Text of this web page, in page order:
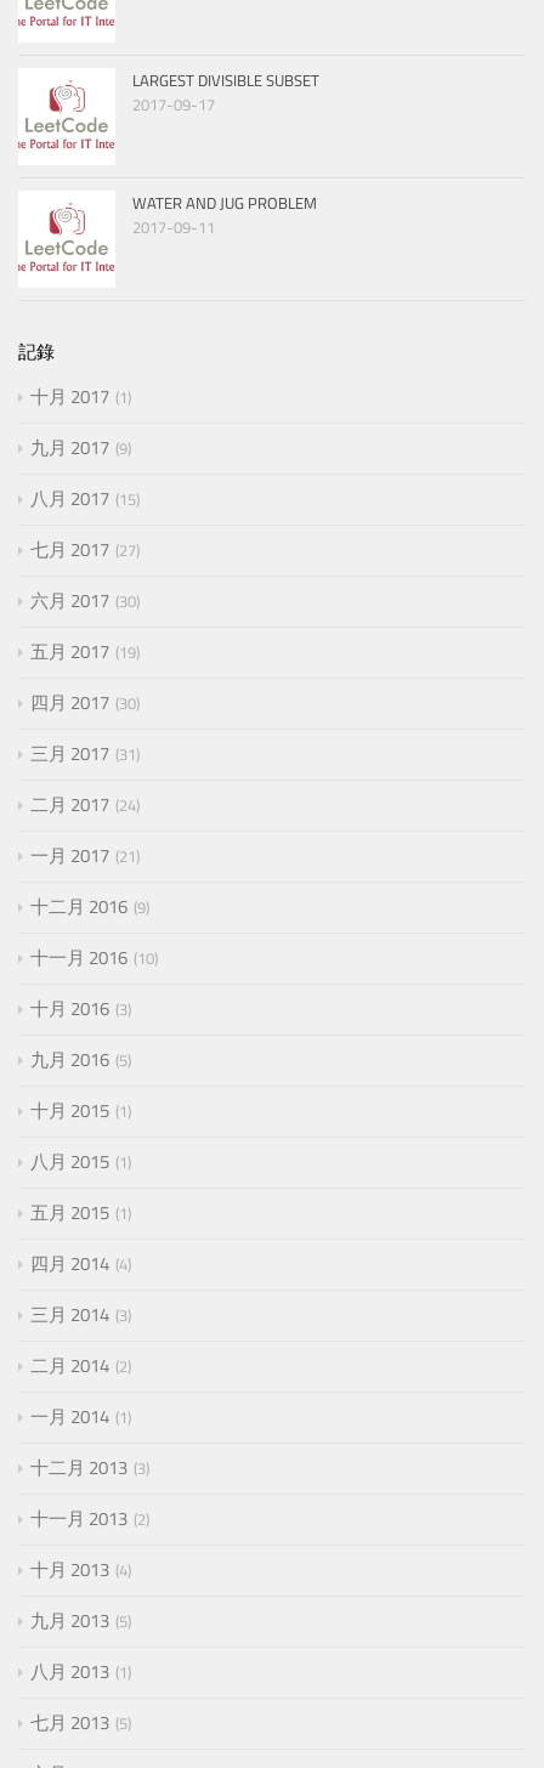
LARGEST DIVISIBLE SUBSET
2017-09-17
WATER AND JUG PROBLEM
2017-09-11
記錄
十月 2017 1
九月 2017 9
八月 2017 15
七月 2017 27
六月 2017 30
五月 2017 19
四月 2017 30
三月 2017 31
二月 2017 24
一月 2017 21
十二月 2016 9
十一月 2016 10
十月 2016 3
九月 2016 5
十月 2015 1
八月 2015 1
五月 2015 1
四月 2014 4
三月 2014 3
二月 2014 2
一月 2014 1
十二月 2013 3
十一月 2013 2
十月 2013 4
九月 2013 5
八月 2013 1
七月 2013 5